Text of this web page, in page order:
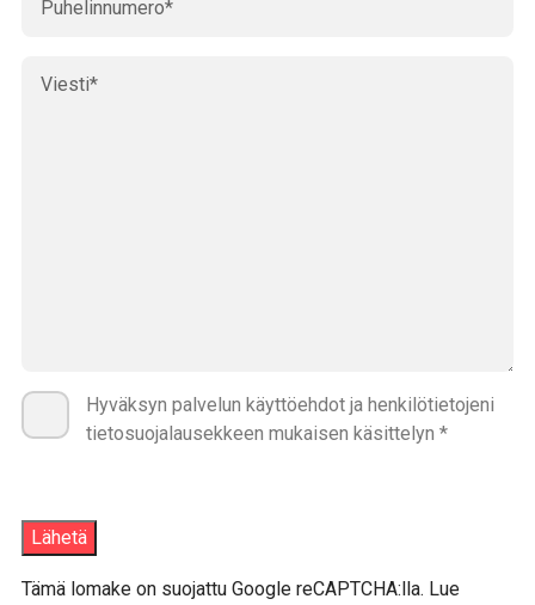
Hyväksyn palvelun käyttöehdot ja henkilötietojeni
tietosuojalausekkeen mukaisen käsittelyn *
Tämä lomake on suojattu Google reCAPTCHA:lla. Lue